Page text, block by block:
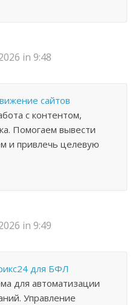
in 9:48
сайтов
с контентом,
Помогаем вывести
и привлечь целевую
in 9:49
для БФЛ
для автоматизации
Управление